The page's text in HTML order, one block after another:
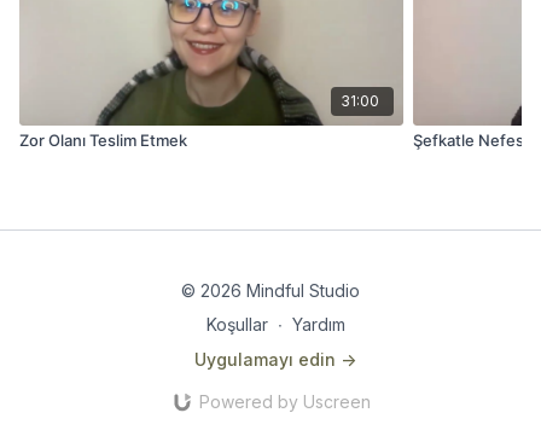
31:00
Zor Olanı Teslim Etmek Şefkatle Nefes
© 2026 Mindful Studio
Koşullar ∙ Yardım
Uygulamayı edin ->
Powered by Uscreen